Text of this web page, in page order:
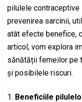
pilulele
prevenirea sarcinii,
atât efecte benefice,
articol, vom explora
sănătății femeilor pe
și posibilele riscuri.
Beneficiile